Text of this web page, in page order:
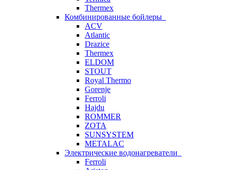
Thermex
Комбинированные бойлеры
ACV
Atlantic
Drazice
Thermex
ELDOM
STOUT
Royal Thermo
Gorenje
Ferroli
Hajdu
ROMMER
ZOTA
SUNSYSTEM
METALAC
Электрические водонагреватели
Ferroli